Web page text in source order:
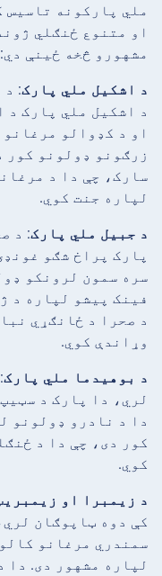
ملي پارکونه تاسیس
او متنوع ځنګلي
مشهورو څخه ځینې دي:
د اشکیل ملي پارک: د
د اشکیل ملي پارک د
او د کډوالو
زرګونو ډولونو کور
سارک، چې دا د
لپاره جنت کوي.
د جبیل ملي پارک: د
پارک پراخ شګو
سره سمون لرونکو
فینک پیشو لپاره د
د صحرا د ځانګړي
وړاندې کوي.
د بوهیدما ملي پارک
لري، دا پارک د
دا د نادرو ډولونو
کور دی، چې دا د
کوي.
د زیمبرا او
کې دوه ټاپوګان
سمندري مرغانو
لپاره مشهور دی. دا